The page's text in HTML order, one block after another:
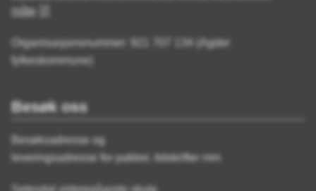
måte
Organisasjonsnummer: 921 707 134 (Agder
fylkeskommune)
Besøk oss
Besøksadresse og
leveringsadresse for pakker, tidskrifter mm